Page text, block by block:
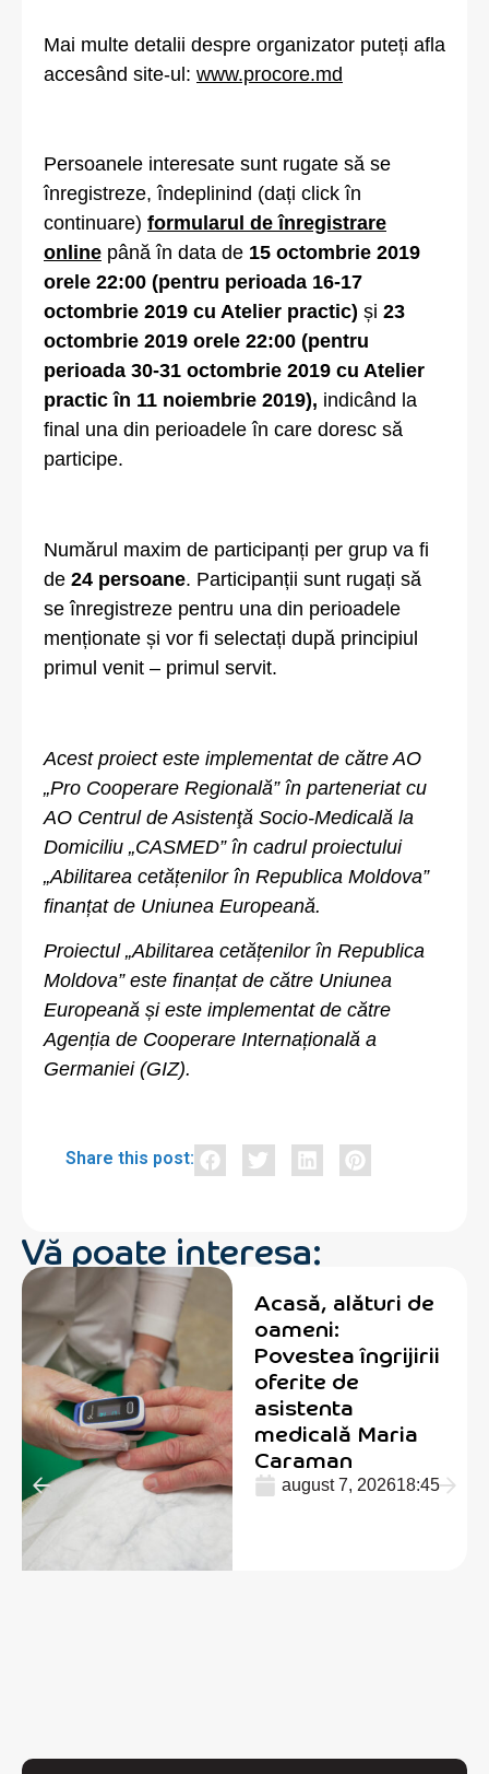
Mai multe detalii despre organizator puteți afla
accesând site-ul: www.procore.md
Persoanele interesate sunt rugate să se
înregistreze, îndeplinind (dați click în
continuare) formularul de înregistrare
online până în data de 15 octombrie 2019
orele 22:00 (pentru perioada 16-17
octombrie 2019 cu Atelier practic) și 23
octombrie 2019 orele 22:00 (pentru
perioada 30-31 octombrie 2019 cu Atelier
practic în 11 noiembrie 2019), indicând la
final una din perioadele în care doresc să
participe.
Numărul maxim de participanți per grup va fi
de 24 persoane. Participanții sunt rugați să
se înregistreze pentru una din perioadele
menționate și vor fi selectați după principiul
primul venit – primul servit.
Acest proiect este implementat de către AO
„Pro Cooperare Regională” în parteneriat cu
AO Centrul de Asistenţă Socio-Medicală la
Domiciliu „CASMED” în cadrul proiectului
„Abilitarea cetățenilor în Republica Moldova”
finanțat de Uniunea Europeană.
Proiectul „Abilitarea cetățenilor în Republica
Moldova” este finanțat de către Uniunea
Europeană și este implementat de către
Agenția de Cooperare Internațională a
Germaniei (GIZ).
Share this post:
Vă poate interesa:
Acasă, alături de
oameni:
Povestea îngrijirii
oferite de
asistenta
medicală Maria
Caraman
august 7, 202618:45